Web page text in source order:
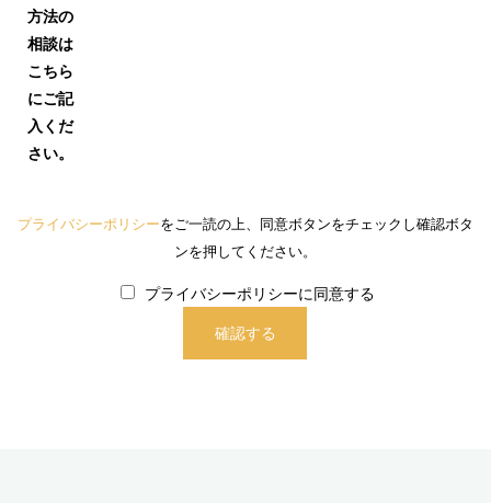
方法の
相談は
こちら
にご記
入くだ
さい。
プライバシーポリシーをご一読の上、同意ボタンをチェックし確認ボタ
ンを押してください。
プライバシーポリシーに同意する